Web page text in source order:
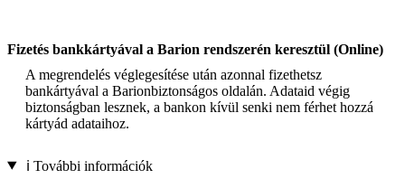
Fizetés bankkártyával a Barion rendszerén keresztül (Online)
A megrendelés véglegesítése után azonnal fizethetsz
bankártyával a Barionbiztonságos oldalán. Adataid végig
biztonságban lesznek, a bankon kívül senki nem férhet hozzá
kártyád adataihoz.
ℹ️ További információk